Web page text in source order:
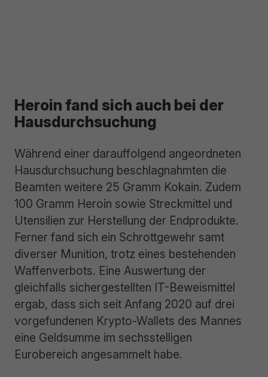
Heroin fand sich auch bei der
Hausdurchsuchung
Während einer darauffolgend angeordneten
Hausdurchsuchung beschlagnahmten die
Beamten weitere 25 Gramm Kokain. Zudem
100 Gramm Heroin sowie Streckmittel und
Utensilien zur Herstellung der Endprodukte.
Ferner fand sich ein Schrottgewehr samt
diverser Munition, trotz eines bestehenden
Waffenverbots. Eine Auswertung der
gleichfalls sichergestellten IT-Beweismittel
ergab, dass sich seit Anfang 2020 auf drei
vorgefundenen Krypto-Wallets des Mannes
eine Geldsumme im sechsstelligen
Eurobereich angesammelt habe.